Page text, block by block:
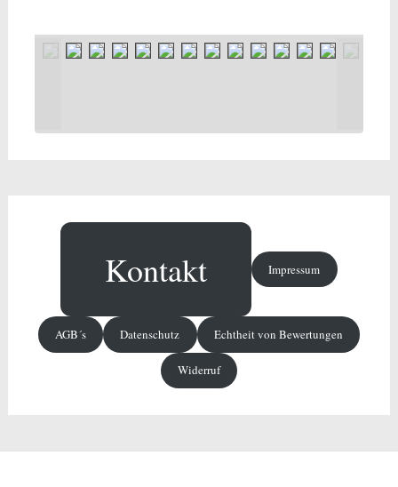
Kontakt Impressum
AGB´s Datenschutz Echtheit von Bewertungen
Widerruf